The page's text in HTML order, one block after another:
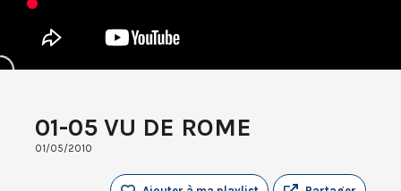
01-05 VU DE ROME
01/05/2010